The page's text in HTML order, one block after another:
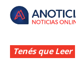
Tenés que Leer